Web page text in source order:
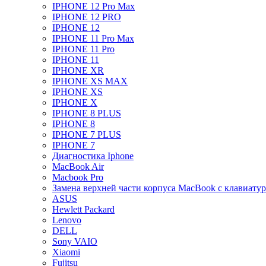
IPHONE 12 Pro Max
IPHONE 12 PRO
IPHONE 12
IPHONE 11 Pro Max
IPHONE 11 Pro
IPHONE 11
IPHONE XR
IPHONE XS MAX
IPHONE XS
IPHONE X
IPHONE 8 PLUS
IPHONE 8
IPHONE 7 PLUS
IPHONE 7
Диагностика Iphone
MacBook Air
Macbook Pro
Замена верхней части корпуса MacBook с
ASUS
Hewlett Packard
Lenovo
DELL
Sony VAIO
Xiaomi
Fujitsu